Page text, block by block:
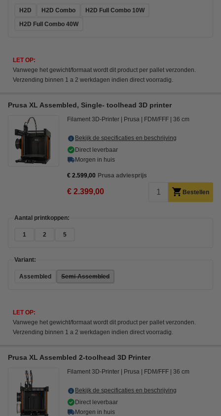
H2D H2D Combo
H2D Full Combo 10W
H2D Full Combo 40W
LET OP:
Vanwege het gewicht/formaat wordt dit product per pallet verzonden.
Verzending binnen 1 a 2 werkdagen indien direct voorradig.
Prusa XL Assembled, Single- toolhead 3D printer
Filament 3D-Printer Prusa FDM/FFF 36 cm
Bekijk de specificaties en beschrijving
Direct leverbaar
Morgen in huis
€ 2.599,00 Prusa adviesprijs
€ 2.399,00 Bestellen
Aantal printkoppen:
1 2 5
Variant:
Assembled Semi-Assembled
LET OP:
Vanwege het gewicht/formaat wordt dit product per pallet verzonden.
Verzending binnen 1 a 2 werkdagen indien direct voorradig.
Prusa XL Assembled 2-toolhead 3D Printer
Filament 3D-Printer Prusa FDM/FFF 36 cm
Bekijk de specificaties en beschrijving
Direct leverbaar
Morgen in huis